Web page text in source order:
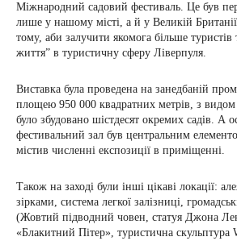
Міжнародний садовий фестиваль. Це був
лише у нашому місті, а й у Великій
тому, аби залучити якомога більше
життя” в туристичну сферу Ліверпуля.
Виставка була проведена на занедбаній
площею 950 000 квадратних метрів, з
було збудовано шістдесят окремих садів. А
фестивальний зал був центральним
містив численні експозиції в приміщенні.
Також на заході були інші цікаві локації:
зірками, система легкої залізниці,
(Жовтий підводний човен, статуя Джона
«Блакитний Пітер», туристична скульптура